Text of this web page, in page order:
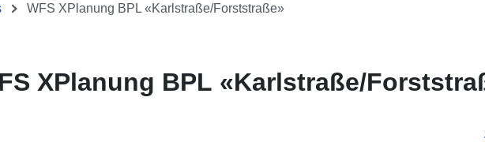
WFS XPlanung BPL «Karlstraße/Forststraße»
XPlanung BPL «Karlstraße/